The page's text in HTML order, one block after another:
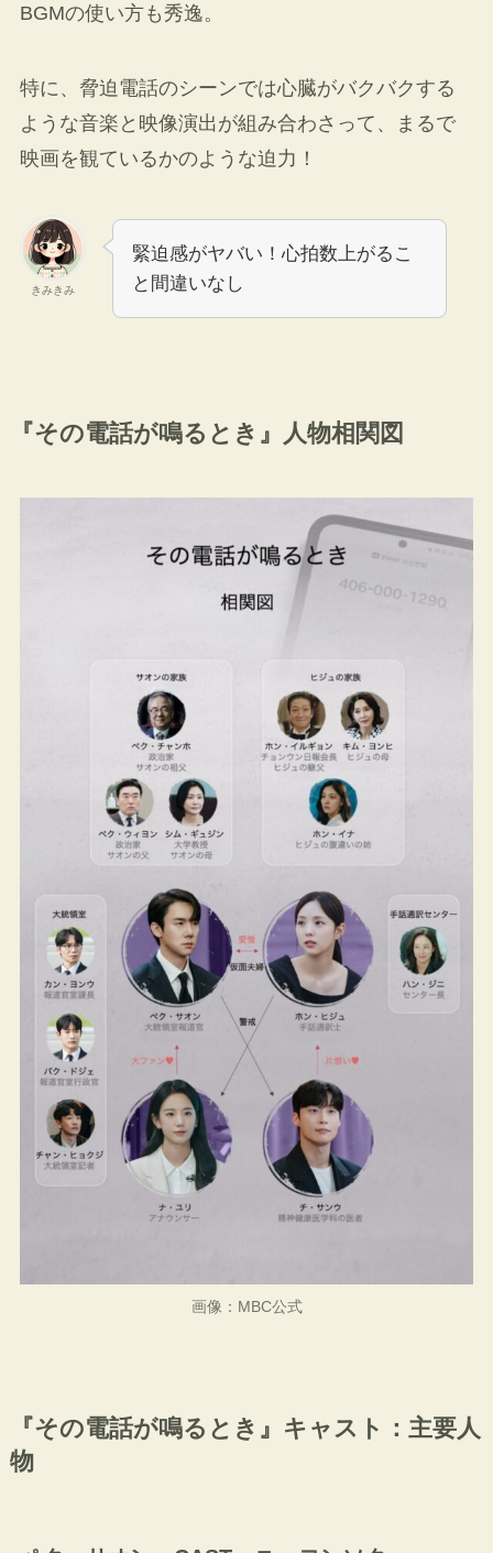
BGMの使い方も秀逸。
特に、脅迫電話のシーンでは心臓がバクバクする
ような音楽と映像演出が組み合わさって、まるで
映画を観ているかのような迫力！
きみきみ
緊迫感がヤバい！心拍数上がるこ
と間違いなし
『その電話が鳴るとき』人物相関図
画像：MBC公式
『その電話が鳴るとき』キャスト：主要人
物